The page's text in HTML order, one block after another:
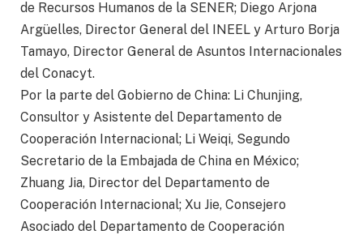
de Recursos Humanos de la SENER; Diego Arjona
Argüelles, Director General del INEEL y Arturo Borja
Tamayo, Director General de Asuntos Internacionales
del Conacyt.
Por la parte del Gobierno de China: Li Chunjing,
Consultor y Asistente del Departamento de
Cooperación Internacional; Li Weiqi, Segundo
Secretario de la Embajada de China en México;
Zhuang Jia, Director del Departamento de
Cooperación Internacional; Xu Jie, Consejero
Asociado del Departamento de Cooperación